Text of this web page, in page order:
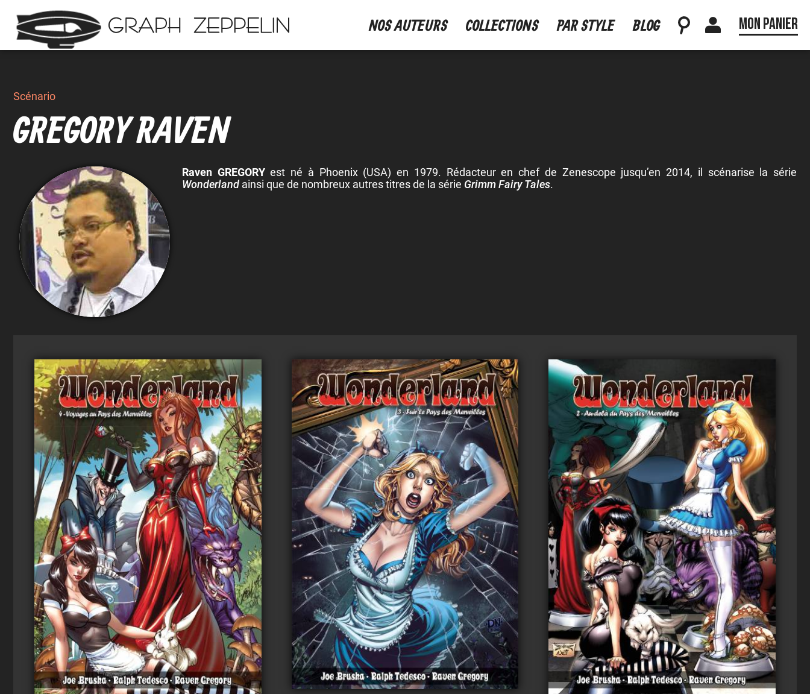
NOS AUTEURS COLLECTIONS PAR STYLE BLOG Mon panier
Scénario
GREGORY RAVEN
Raven GREGORYest né à Phoenix (USA) en 1979. Rédacteur en chef de Zenescope jusqu’en 2014, il scénarise la série
Wonderland ainsi que de nombreux autres titres de la série Grimm Fairy Tales.